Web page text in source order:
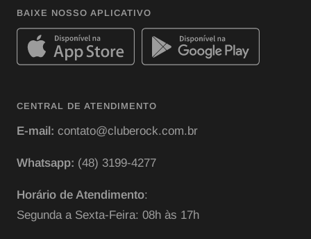
BAIXE NOSSO APLICATIVO
CENTRAL DE ATENDIMENTO
E-mail: contato@cluberock.com.br
Whatsapp: (48) 3199-4277
Horário de Atendimento:
Segunda a Sexta-Feira: 08h às 17h